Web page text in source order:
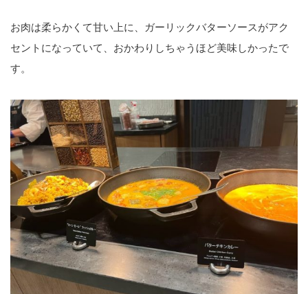
お肉は柔らかくて甘い上に、ガーリックバターソースがアク
セントになっていて、おかわりしちゃうほど美味しかったで
す。